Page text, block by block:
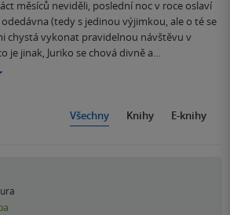
měsíců neviděli, poslední noc v roce oslaví
(tedy s jedinou výjimkou, ale o té se
chystá vykonat pravidelnou návštěvu v
je jinak, Juriko se chová divně a…
Všechny Knihy E-knihy